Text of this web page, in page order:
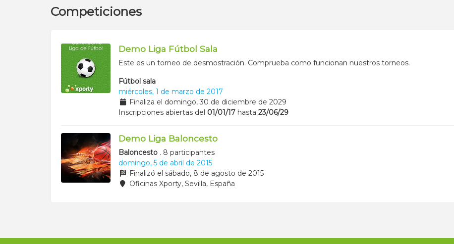
Competiciones
Demo Liga Fútbol Sala
Este es un torneo de desmostración. Comprueba como funcionan nuestros torneos.
Fútbol sala
miércoles, 1 de marzo de 2017
Finaliza el domingo, 30 de diciembre de 2029
Inscripciones abiertas del 01/01/17 hasta 23/06/29
Demo Liga Baloncesto
Baloncesto . 8 participantes
domingo, 5 de abril de 2015
Finalizó el sábado, 8 de agosto de 2015
Oficinas Xporty, Sevilla, España